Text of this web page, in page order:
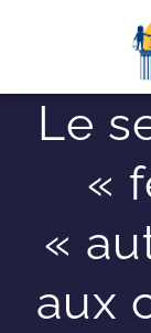
Le
«
«
aux